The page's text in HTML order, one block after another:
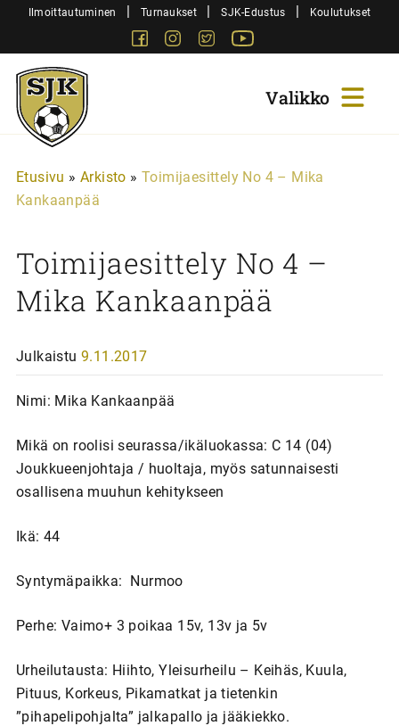
SiirryIlmoittautuminen | Turnaukset | SJK-Edustus | Koulutukset
FacebookInstagram
Twitter
Sjk-
Juniorit
Etusivu » Arkisto » Toimijaesittely No 4 – Mika
Kankaanpää
Toimijaesittely No 4 –
Mika Kankaanpää
Julkaistu 9.11.2017
Nimi: Mika Kankaanpää
Mikä on roolisi seurassa/ikäluokassa: C 14 (04)
Joukkueenjohtaja / huoltaja, myös satunnaisesti
osallisena muuhun kehitykseen
Ikä: 44
Syntymäpaikka: Nurmoo
Perhe: Vaimo+ 3 poikaa 15v, 13v ja 5v
Urheilutausta: Hiihto, Yleisurheilu – Keihäs, Kuula,
Pituus, Korkeus, Pikamatkat ja tietenkin
”pihapelipohjalta” jalkapallo ja jääkiekko.